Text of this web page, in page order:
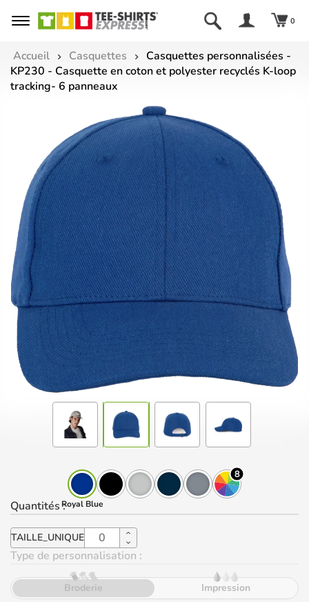
0
Accueil Casquettes
Casquettes personnalisées -
KP230 - Casquette en coton et polyester recyclés K-loop
tracking- 6 panneaux
Royal Blue
8
Quantités:
TAILLE_UNIQUE
Type de personnalisation :
Broderie Impression